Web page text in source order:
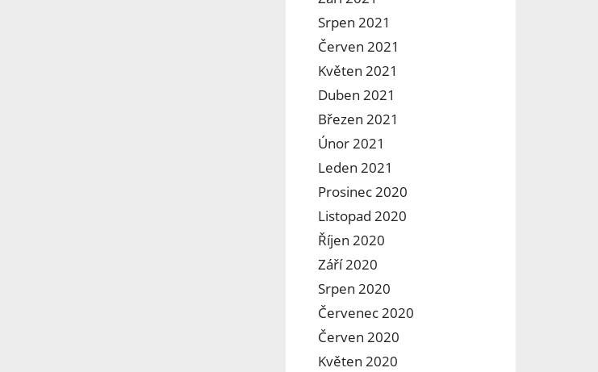
Srpen 2021
Červen 2021
Květen 2021
Duben 2021
Březen 2021
Únor 2021
Leden 2021
Prosinec 2020
Listopad 2020
Říjen 2020
Září 2020
Srpen 2020
Červenec 2020
Červen 2020
Květen 2020